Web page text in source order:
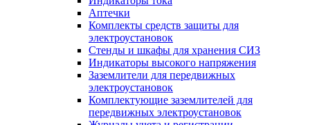
Аптечки
Комплекты средств защиты для
электроустановок
Стенды и шкафы для хранения СИЗ
Индикаторы высокого напряжения
Заземлители для передвижных
электроустановок
Комплектующие заземлителей для
передвижных электроустановок